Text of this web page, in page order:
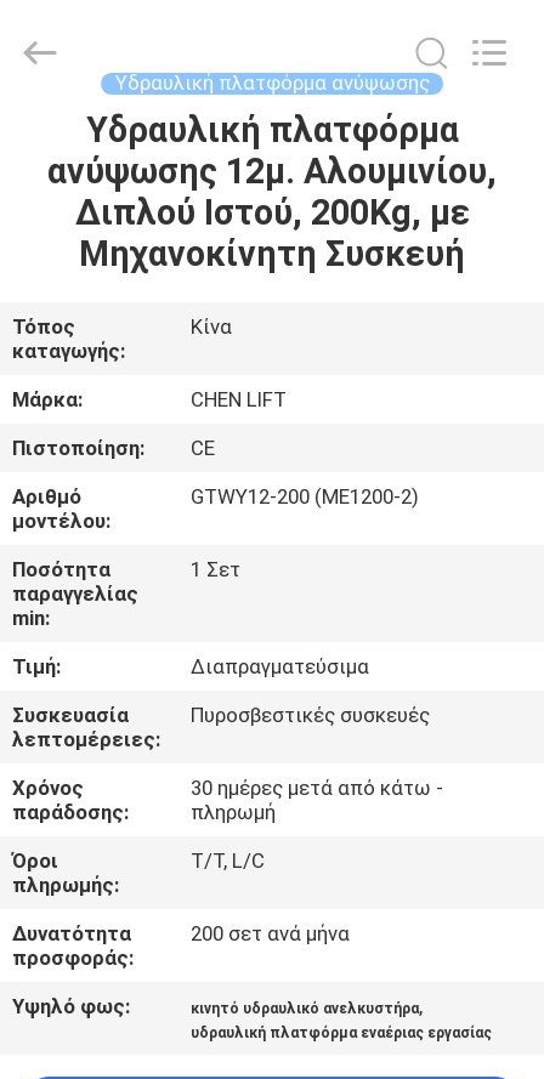
ΠΡΟΪΌΝΤΑ
ΣΧΕΤΙΚΆ
ΜΕ
ΕΜΆΣ
ΕΠΙΣΚΈΨΕΙΣ
ΣΤΟ
ΕΡΓΟΣΤΆΣΙΟ
ΈΛΕΓΧΟΣ
ΠΟΙΌΤΗΤΑΣ
ΕΠΙΚΟΙΝΩΝΉΣΤΕ
ΜΑΖΊ
ΜΑΣ
ΕΙΔΉΣΕΙΣ
ΖΗΤΉΣΤΕ
ΜΙΑ
Υδραυλική πλατφόρμα ανύψωσης
Υδραυλική πλατφόρμα
ανύψωσης 12μ. Αλουμινίου,
Διπλού Ιστού, 200Kg, με
Μηχανοκίνητη Συσκευή
Τόπος
καταγωγής:
Κίνα
Μάρκα:
CHEN LIFT
Πιστοποίηση:
CE
Αριθμό
μοντέλου:
GTWY12-200 (ME1200-2)
Ποσότητα
παραγγελίας
min:
1 Σετ
Τιμή:
Διαπραγματεύσιμα
Συσκευασία
λεπτομέρειες:
Πυροσβεστικές συσκευές
Χρόνος
παράδοσης:
30 ημέρες μετά από κάτω -
πληρωμή
Όροι
πληρωμής:
T/T, L/C
Δυνατότητα
προσφοράς:
200 σετ ανά μήνα
Υψηλό φως: κινητό υδραυλικό ανελκυστήρα,
υδραυλική πλατφόρμα εναέριας εργασίας